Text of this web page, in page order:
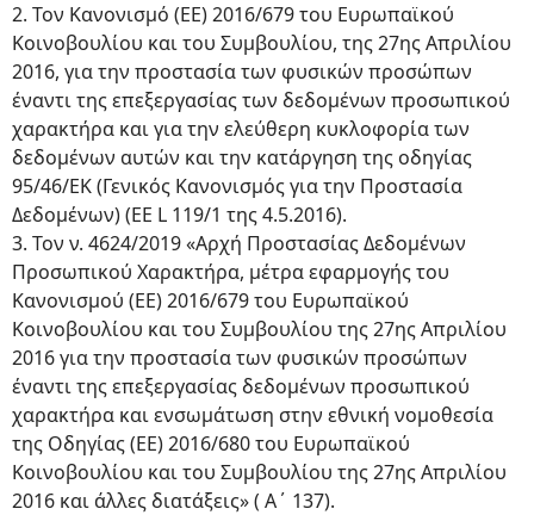
2. Τον Κανονισμό (ΕΕ) 2016/679 του Ευρωπαϊκού
Κοινοβουλίου και του Συμβουλίου, της 27ης Απριλίου
2016, για την προστασία των φυσικών προσώπων
έναντι της επεξεργασίας των δεδομένων προσωπικού
χαρακτήρα και για την ελεύθερη κυκλοφορία των
δεδομένων αυτών και την κατάργηση της οδηγίας
95/46/ΕΚ (Γενικός Κανονισμός για την Προστασία
Δεδομένων) (ΕΕ L 119/1 της 4.5.2016).
3. Τον ν. 4624/2019 «Αρχή Προστασίας Δεδομένων
Προσωπικού Χαρακτήρα, μέτρα εφαρμογής του
Κανονισμού (ΕΕ) 2016/679 του Ευρωπαϊκού
Κοινοβουλίου και του Συμβουλίου της 27ης Απριλίου
2016 για την προστασία των φυσικών προσώπων
έναντι της επεξεργασίας δεδομένων προσωπικού
χαρακτήρα και ενσωμάτωση στην εθνική νομοθεσία
της Οδηγίας (ΕΕ) 2016/680 του Ευρωπαϊκού
Κοινοβουλίου και του Συμβουλίου της 27ης Απριλίου
2016 και άλλες διατάξεις» ( Α΄ 137).